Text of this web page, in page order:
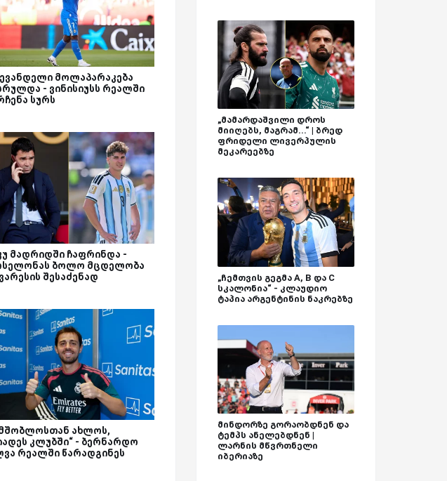
მოლაპარაკება
- ვინისიუსს რეალში
სურს
მადრიდში ჩაფრინდა -
ბოლო მცდელობა
შესაძენად
ახლოს,
კლუბში“ - ბერნარდო
რეალში წარადგინეს
„მამარდაშვილი დროს
მიიღებს, მაგრამ...“ | ბრედ
ფრიდელი ლივერპულის
მეკარეებზე
„ჩემთვის გეგმა A, B და C
სკალონია“ - კლაუდიო
ტაპია არგენტინის ნაკრებზე
მინდორზე გორაობდნენ და
ტემპს ანელებდნენ |
ლარნის მწვრთნელი
იბერიაზე